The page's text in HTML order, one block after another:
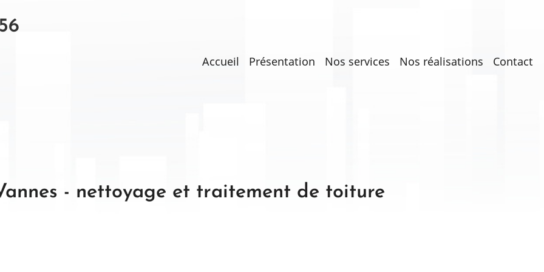
Main
Accueil Présentation Nos services Nos réalisations Contact
- nettoyage et traitement de toiture